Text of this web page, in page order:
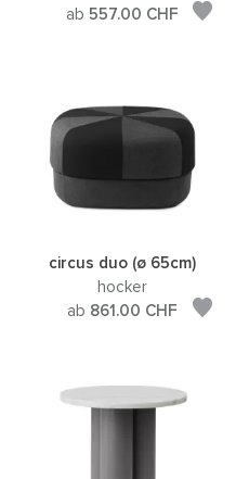
ab 557.00 CHF
circus duo (ø 65cm)
hocker
ab 861.00 CHF